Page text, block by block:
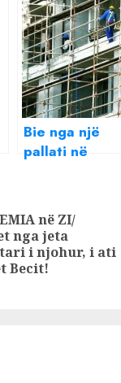
Bie nga një
pallati në
në ZI/
nga jeta
i njohur, i ati
Becit!